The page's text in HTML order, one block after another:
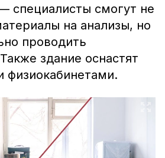
специалисты смогут не
на анализы, но
проводить
здание оснастят
физиокабинетами.